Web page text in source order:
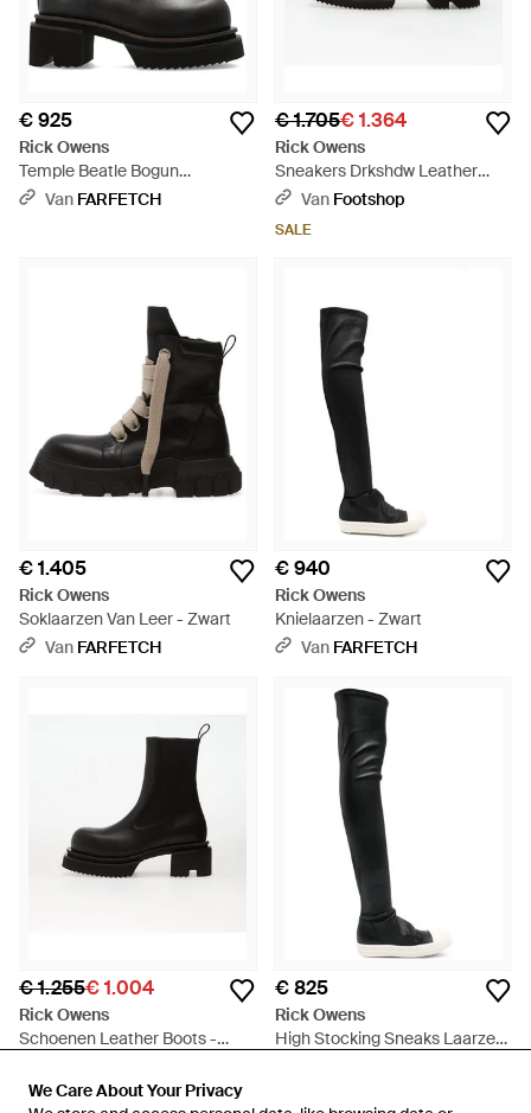
We Care About Your Privacy
We Care About Your Privacy
€ 925
Rick Owens
Temple Beatle Bogun
Enkellaarzen - Zwart
Van FARFETCH
€ 1.705€ 1.364
Rick Owens
Sneakers Drkshdw Leather
Boots - Zwart
Van Footshop
SALE
€ 1.405
Rick Owens
Soklaarzen Van Leer - Zwart
Van FARFETCH
€ 940
Rick Owens
Knielaarzen - Zwart
Van FARFETCH
€ 1.255€ 1.004
Rick Owens
Schoenen Leather Boots -
SALE
€ 825
Rick Owens
High Stocking Sneaks Laarzen